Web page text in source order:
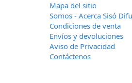
Mapa del sitio
Somos - Acerca Sisó
Condiciones de venta
Envíos y devoluciones
Aviso de Privacidad
Contáctenos